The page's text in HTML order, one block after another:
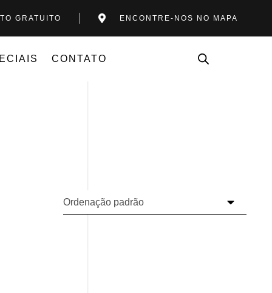
GRATUITO ENCONTRE-NOS NO MAPA
CONTATO